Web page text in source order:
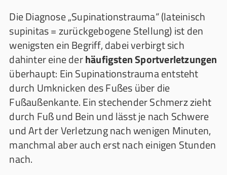
Die Diagnose „Supinationstrauma“ (lateinisch
supinitas = zurückgebogene Stellung) ist den
wenigsten ein Begriff, dabei verbirgt sich
dahinter eine derhäufigsten Sportverletzungen
überhaupt: Ein Supinationstrauma entsteht
durch Umknicken des Fußes über die
Fußaußenkante. Ein stechender Schmerz zieht
durch Fuß und Bein und lässt je nach Schwere
und Art der Verletzung nach wenigen Minuten,
manchmal aber auch erst nach einigen Stunden
nach.